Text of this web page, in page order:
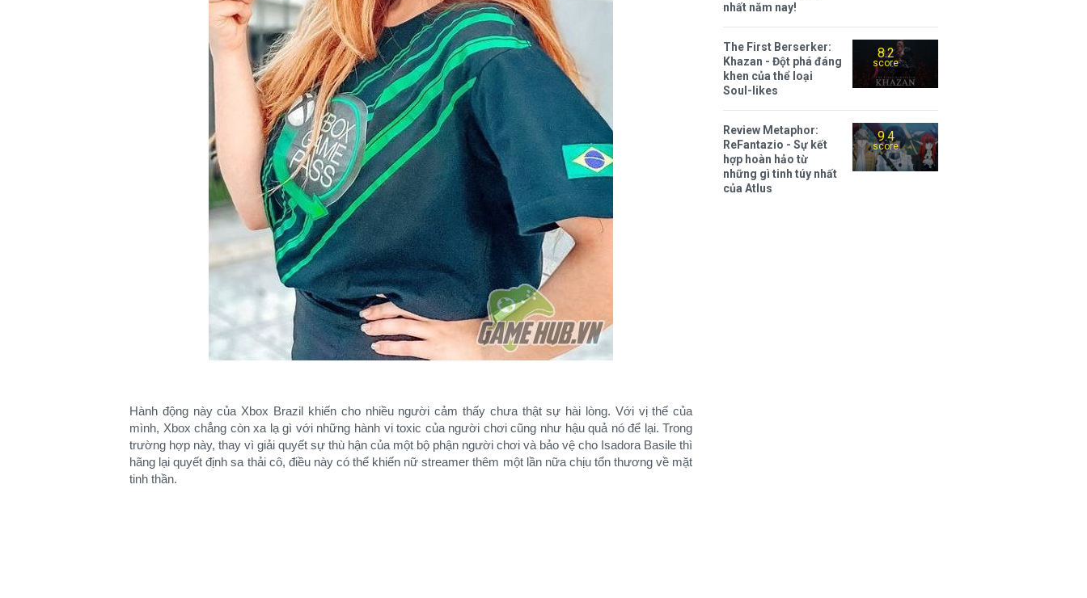
Hành động này của Xbox Brazil khiến cho nhiều người cảm thấy chưa thật sự hài lòng. Với vị thế của
mình, Xbox chẳng còn xa lạ gì với những hành vi toxic của người chơi cũng như hậu quả nó để lại. Trong
trường hợp này, thay vì giải quyết sự thù hận của một bộ phận người chơi và bảo vệ cho Isadora Basile thì
hãng lại quyết định sa thải cô, điều này có thể khiến nữ streamer thêm một lần nữa chịu tổn thương về mặt
tinh thần.
nhất năm nay!
8.2
score
The First Berserker:
Khazan - Đột phá đáng
khen của thể loại
Soul-likes
9.4
score
Review Metaphor:
ReFantazio - Sự kết
hợp hoàn hảo từ
những gì tinh túy nhất
của Atlus